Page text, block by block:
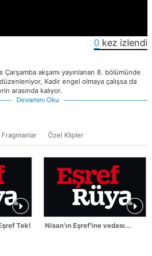
0 kez izlendi
Çarşamba akşamı yayınlanan 8. bölümünde
Kadir engel olmaya çalışsa da
arasında kalıyor.
Devamını Oku
Fragmanlar Özel Klipler
Tek!" Nisan'ın Eşref'ine vedası...